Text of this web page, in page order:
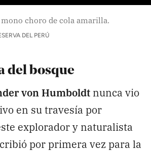
choro de cola amarilla.
DEL PERÚ
del bosque
von Humboldtnunca vio
en su travesía por
explorador y naturalista
por primera vez para la